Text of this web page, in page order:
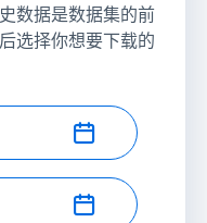
数据是数据集的前
选择你想要下载的